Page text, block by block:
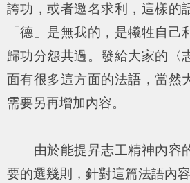
誇功，或者邀名求利，這樣的
「德」是無我的，是犧牲自己
歸功分怨共過。發給大家的〈
面有很多這方面的法語，當然
需要另再增加內容。
由於能提昇志工精神內容
要的選幾則，針對這篇法語內